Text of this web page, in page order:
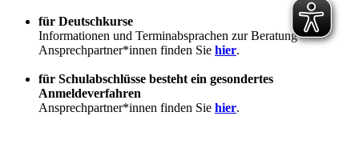
für Deutschkurse
Informationen und Terminabsprachen zur Beratung
Ansprechpartner*innen finden Sie hier.
für Schulabschlüsse besteht ein gesondertes
Anmeldeverfahren
Ansprechpartner*innen finden Sie hier.